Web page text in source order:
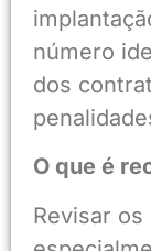
número
dos
O que é
Revisar